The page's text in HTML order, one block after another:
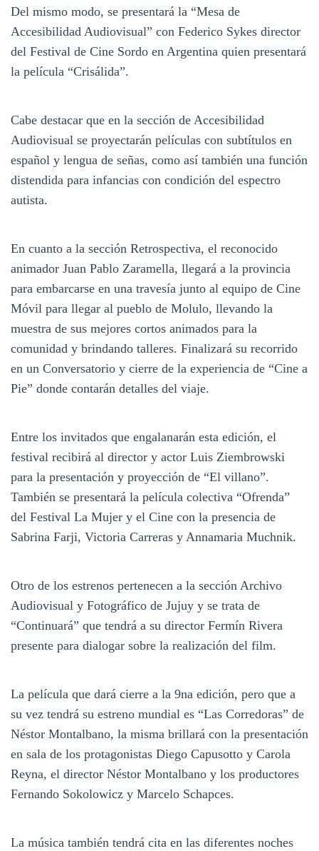
Del mismo modo, se presentará la “Mesa de
Accesibilidad Audiovisual” con Federico Sykes director
del Festival de Cine Sordo en Argentina quien presentará
la película “Crisálida”.
Cabe destacar que en la sección de Accesibilidad
Audiovisual se proyectarán películas con subtítulos en
español y lengua de señas, como así también una función
distendida para infancias con condición del espectro
autista.
En cuanto a la sección Retrospectiva, el reconocido
animador Juan Pablo Zaramella, llegará a la provincia
para embarcarse en una travesía junto al equipo de Cine
Móvil para llegar al pueblo de Molulo, llevando la
muestra de sus mejores cortos animados para la
comunidad y brindando talleres. Finalizará su recorrido
en un Conversatorio y cierre de la experiencia de “Cine a
Pie” donde contarán detalles del viaje.
Entre los invitados que engalanarán esta edición, el
festival recibirá al director y actor Luis Ziembrowski
para la presentación y proyección de “El villano”.
También se presentará la película colectiva “Ofrenda”
del Festival La Mujer y el Cine con la presencia de
Sabrina Farji, Victoria Carreras y Annamaria Muchnik.
Otro de los estrenos pertenecen a la sección Archivo
Audiovisual y Fotográfico de Jujuy y se trata de
“Continuará” que tendrá a su director Fermín Rivera
presente para dialogar sobre la realización del film.
La película que dará cierre a la 9na edición, pero que a
su vez tendrá su estreno mundial es “Las Corredoras” de
Néstor Montalbano, la misma brillará con la presentación
en sala de los protagonistas Diego Capusotto y Carola
Reyna, el director Néstor Montalbano y los productores
Fernando Sokolowicz y Marcelo Schapces.
La música también tendrá cita en las diferentes noches